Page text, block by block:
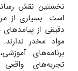
نخستین نقش
است. بسیاری از
دقیقی از
مواد مخدر
برنامه‌های
تجربه‌های واقعی